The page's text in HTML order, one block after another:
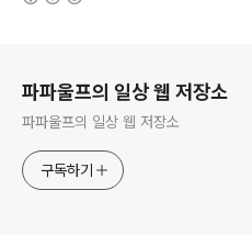
파파울프의 일상 웹 저장소
파파울프의 일상 웹 저장소
구독하기